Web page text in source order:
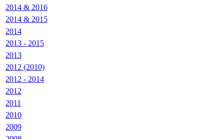
2014 & 2016
2014 & 2015
2014
2013 - 2015
2013
2012 (2010)
2012 - 2014
2012
2011
2010
2009